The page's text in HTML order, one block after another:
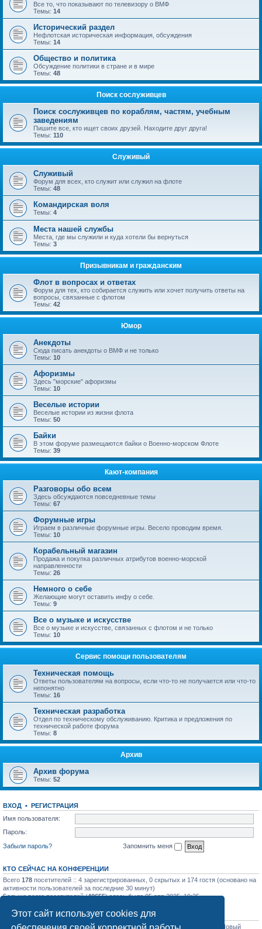
Этот сайт использует cookies для
Все то, что показывают по телевизору о ВМФ
Темы: 14
Исторический раздел
Нефлотская историческая информация, обсуждения
Темы: 14
Общество и политика
Обсуждение политики в стране и в мире
Темы: 48
Поиск сослуживцев
Поиск сослуживцев по кораблям, частям, учебным
заведениям
Пишите все, кто ищет своих друзей. Находите друг друга!
Темы: 110
Служивый
Служивый
Форум для всех, кто служит или служил на флоте
Темы: 48
Командирская воля
Темы: 4
Места нашей службы
Места, где мы служили и куда хотели бы вернуться
Темы: 3
Призывникам и гражданским
Флот в вопросах и ответах
Форум для тех, кто собирается служить или хочет получить ответы на
вопросы, связанные с флотом
Темы: 42
Юмор
Анекдоты
Сюда писать анекдоты о ВМФ и не только
Темы: 10
Афоризмы
Здесь "морские" афоризмы
Темы: 10
Веселые истории
Веселые истории из жизни флота
Темы: 50
Байки
В этом форуме размещаются байки о Военно-морском Флоте
Темы: 39
Кают-компания
Разговоры обо всем
Здесь обсуждаются повседневные темы
Темы: 67
Форумные игры
Играем в различные форумные игры. Весело проводим время.
Темы: 10
Корабельный магазин
Продажа и покупка различных атрибутов военно-морской
направленности
Темы: 26
Немного о себе
Желающие могут оставить инфу о себе.
Темы: 9
Все о музыке и искусстве
Все о музыке и искусстве, связанных с флотом и не только
Темы: 10
Сервис помощи пользователям
Техническая помощь
Ответы пользователям на вопросы, если что-то не получается или что-то
непонятно
Темы: 16
Техническая разработка
Отдел по техническому обслуживанию. Критика и предложения по
технической работе форума
Темы: 8
Архив
Архив форума
Темы: 52
ВХОД • РЕГИСТРАЦИЯ
Имя пользователя:
Пароль:
Забыли пароль?
Запомнить меня
КТО СЕЙЧАС НА КОНФЕРЕНЦИИ
Всего 178 посетителей :: 4 зарегистрированных, 0 скрытых и 174 гостя (основано на
активности пользователей за последние 30 минут)
Больше всего посетителей (40655) здесь было 05 апр 2025, 19:25
СТАТИСТИКА
Всего сообщений:31758• Всего тем:1129• Всего пользователей: • Новый